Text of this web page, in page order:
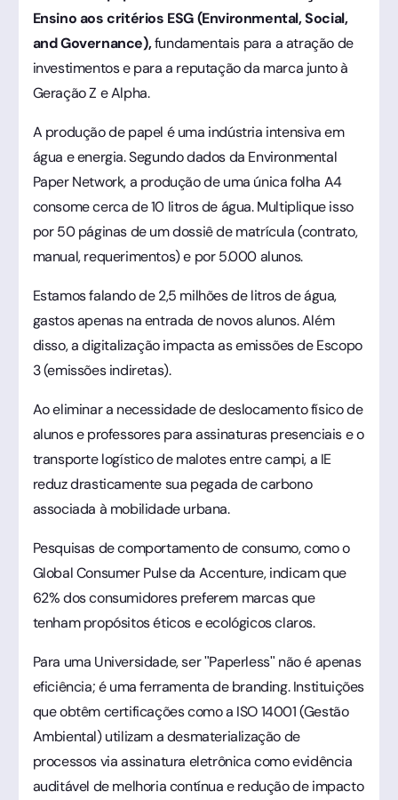
Ensino aos critérios ESG (Environmental, Social,
and Governance),fundamentais para a atração de
investimentos e para a reputação da marca junto à
Geração Z e Alpha.
A produção de papel é uma indústria intensiva em
água e energia. Segundo dados da Environmental
Paper Network, a produção de uma única folha A4
consome cerca de 10 litros de água. Multiplique isso
por 50 páginas de um dossiê de matrícula (contrato,
manual, requerimentos) e por 5.000 alunos.
Estamos falando de 2,5 milhões de litros de água,
gastos apenas na entrada de novos alunos. Além
disso, a digitalização impacta as emissões de Escopo
3 (emissões indiretas).
Ao eliminar a necessidade de deslocamento físico de
alunos e professores para assinaturas presenciais e o
transporte logístico de malotes entre campi, a IE
reduz drasticamente sua pegada de carbono
associada à mobilidade urbana.
Pesquisas de comportamento de consumo, como o
Global Consumer Pulse da Accenture, indicam que
62% dos consumidores preferem marcas que
tenham propósitos éticos e ecológicos claros.
Para uma Universidade, ser "Paperless" não é apenas
eficiência; é uma ferramenta de branding. Instituições
que obtêm certificações como a ISO 14001 (Gestão
Ambiental) utilizam a desmaterialização de
processos via assinatura eletrônica como evidência
auditável de melhoria contínua e redução de impacto